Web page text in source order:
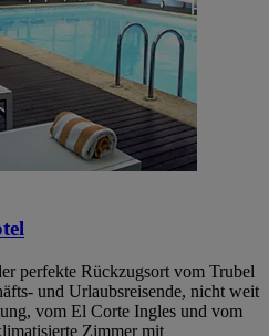
perfekte Rückzugsort vom Trubel
und Urlaubsreisende, nicht weit
vom El Corte Ingles und vom
Zimmer mit